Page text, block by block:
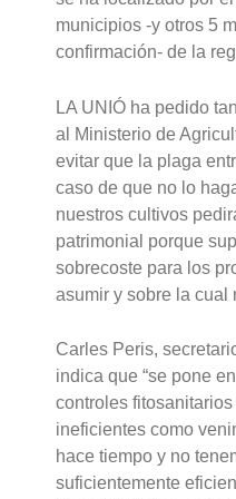
municipios -y otros 5
confirmación- de la
LA UNIÓ ha pedido
al Ministerio de
evitar que la plaga
caso de que no lo
nuestros cultivos
patrimonial porque
sobrecoste para los
asumir y sobre la cual
Carles Peris,
indica que “se pone
controles
ineficientes como
hace tiempo y no
suficientemente